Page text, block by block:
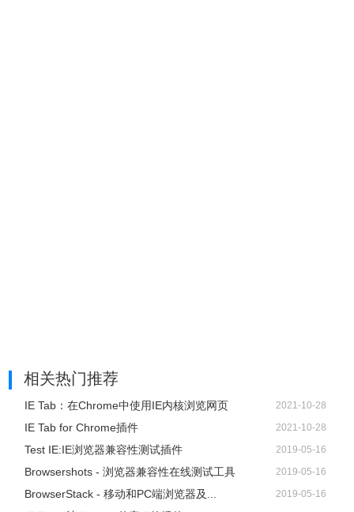
相关热门推荐
IE Tab：在Chrome中使用IE内核浏览网页 2021-10-28
IE Tab for Chrome插件 2021-10-28
Test IE:IE浏览器兼容性测试插件 2019-05-16
Browsershots - 浏览器兼容性在线测试工具 2019-05-16
BrowserStack - 移动和PC端浏览器及... 2019-05-16